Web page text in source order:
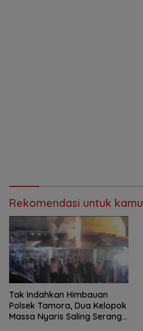
Rekomendasi untuk kamu
Tak Indahkan Himbauan
Polsek Tamora, Dua Kelopok
Massa Nyaris Saling Serang